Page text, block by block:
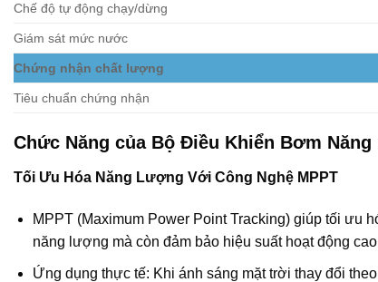
Chế độ tự động chạy/dừng
Giám sát mức nước
Chứng nhận chất lượng
Tiêu chuẩn chứng nhận
Chức Năng của Bộ Điều Khiển Bơm
Tối Ưu Hóa Năng Lượng Với Công Nghệ MPPT
MPPT (Maximum Power Point Tracking) giúp tối ưu
năng lượng mà còn đảm bảo hiệu suất hoạt động
Ứng dụng thực tế: Khi ánh sáng mặt trời thay đổi